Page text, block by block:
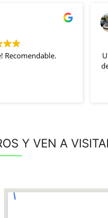
y un trato
Y VEN A